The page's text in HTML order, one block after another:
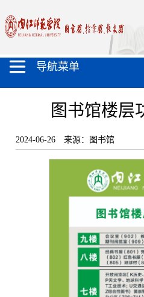
导航菜单
图书馆楼层
2024-06-26 来源：图书馆